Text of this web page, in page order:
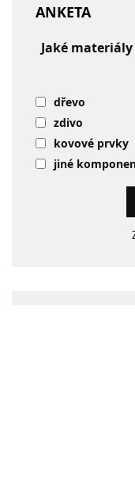
ANKETA
Jaké
dřevo
zdivo
kovové prvky
jiné